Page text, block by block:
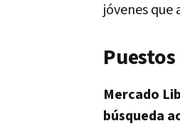
jóvenes que
Mercado
búsqueda